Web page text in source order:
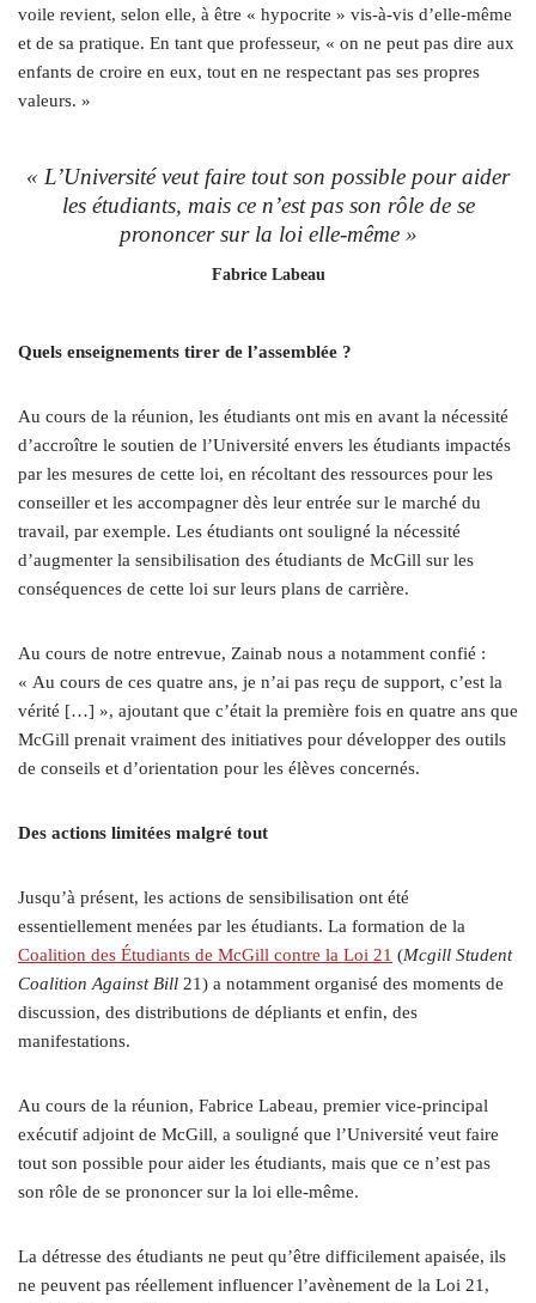
voile revient, selon elle, à être « hypocrite » vis-à-vis d’elle-même
et de sa pratique. En tant que professeur, « on ne peut pas dire aux
enfants de croire en eux, tout en ne respectant pas ses propres
valeurs. »
« L’Université veut faire tout son possible pour aider
les étudiants, mais ce n’est pas son rôle de se
prononcer sur la loi elle-même »
Fabrice Labeau
Quels enseignements tirer de l’assemblée ?
Au cours de la réunion, les étudiants ont mis en avant la nécessité
d’accroître le soutien de l’Université envers les étudiants impactés
par les mesures de cette loi, en récoltant des ressources pour les
conseiller et les accompagner dès leur entrée sur le marché du
travail, par exemple. Les étudiants ont souligné la nécessité
d’augmenter la sensibilisation des étudiants de McGill sur les
conséquences de cette loi sur leurs plans de carrière.
Au cours de notre entrevue, Zainab nous a notamment confié :
« Au cours de ces quatre ans, je n’ai pas reçu de support, c’est la
vérité […] », ajoutant que c’était la première fois en quatre ans que
McGill prenait vraiment des initiatives pour développer des outils
de conseils et d’orientation pour les élèves concernés.
Des actions limitées malgré tout
Jusqu’à présent, les actions de sensibilisation ont été
essentiellement menées par les étudiants. La formation de la
Coalition des Étudiants de McGill contre la Loi 21 (Mcgill Student
Coalition Against Bill 21) a notamment organisé des moments de
discussion, des distributions de dépliants et enfin, des
manifestations.
Au cours de la réunion, Fabrice Labeau, premier vice-principal
exécutif adjoint de McGill, a souligné que l’Université veut faire
tout son possible pour aider les étudiants, mais que ce n’est pas
son rôle de se prononcer sur la loi elle-même.
La détresse des étudiants ne peut qu’être difficilement apaisée, ils
ne peuvent pas réellement influencer l’avènement de la Loi 21,